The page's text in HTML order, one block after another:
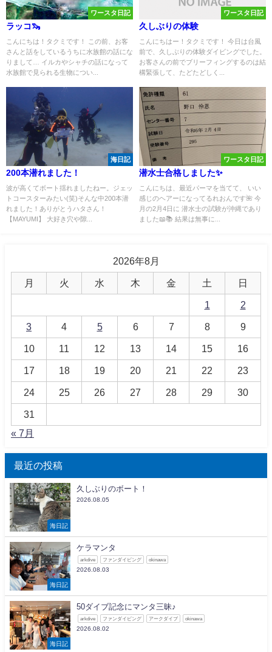
ワースタ日記
ラッコ🦦
こんにちは！タクミです！ この前、お客
さんと話をしているうちに水族館の話にな
りまして… イルカやシャチの話になって
水族館で見られる生物につい...
ワースタ日記
久しぶりの体験
こんにちはー！タクミです！ 今日は台風
前で、久しぶりの体験ダイビングでした。
お客さんの前でブリーフィングするのは結
構緊張して、たどたどしく...
海日記
200本潜れました！
波が高くてボート揺れましたねー。ジェッ
トコースターみたい(笑)そんな中200本潜
れました！ありがとうハタさん！
【MAYUMI】 大好き穴や隙...
ワースタ日記
潜水士合格しました✨
こんにちは、最近パーマを当てて、 いい
感じのヘアーになってるれおんです🌺 今
月の2月4日に 潜水士の試験が沖縄であり
ました📖📚 結果は無事に...
2026年8月
月 火 水 木 金 土 日
1 2
3 4 5 6 7 8 9
10 11 12 13 14 15 16
17 18 19 20 21 22 23
24 25 26 27 28 29 30
31
« 7月
最近の投稿
海日記
久しぶりのボート！
2026.08.05
海日記
ケラマンタ
arkdive ファンダイビング okinawa
2026.08.03
海日記
50ダイブ記念にマンタ三昧♪
arkdive ファンダイビング アークダイブ okinawa
2026.08.02